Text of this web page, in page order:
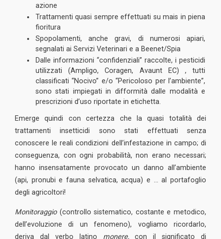
azione
Trattamenti quasi sempre effettuati su mais in piena
fioritura
Spopolamenti, anche gravi, di numerosi apiari,
segnalati ai Servizi Veterinari e a Beenet/Spia
Dalle informazioni “confidenziali” raccolte, i pesticidi
utilizzati (Ampligo, Coragen, Avaunt EC) , tutti
classificati “Nocivo” e/o “Pericoloso per l’ambiente”,
sono stati impiegati in difformità dalle modalità e
prescrizioni d’uso riportate in etichetta.
Emerge quindi con certezza che la quasi totalità dei
trattamenti insetticidi sono stati effettuati senza
conoscere le reali condizioni dell’infestazione in campo; di
conseguenza, con ogni probabilità, non erano necessari;
hanno insensatamente provocato un danno all’ambiente
(api, pronubi e fauna selvatica, acqua) e … al portafoglio
degli agricoltori!
Monitoraggio (controllo sistematico, costante e metodico,
dell’evoluzione di un fenomeno), vogliamo ricordarlo,
deriva dal verbo latino monere,con il significato di